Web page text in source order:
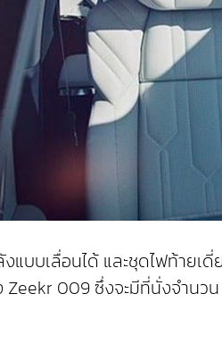
บบเลื่อนได้ และชุดไฟท้ายเ
009 ซึ่งจะมีที่นั่งจำน